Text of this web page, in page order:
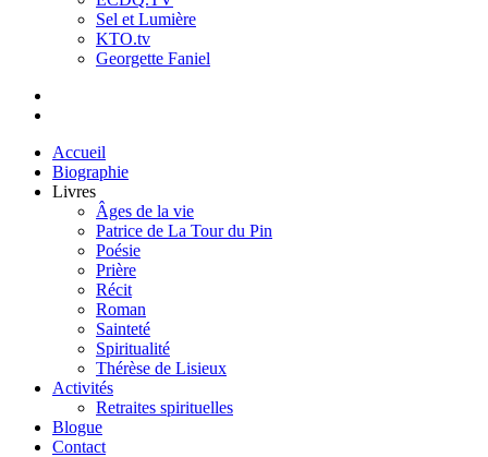
Sel et Lumière
KTO.tv
Georgette Faniel
Accueil
Biographie
Livres
Âges de la vie
Patrice de La Tour du Pin
Poésie
Prière
Récit
Roman
Sainteté
Spiritualité
Thérèse de Lisieux
Activités
Retraites spirituelles
Blogue
Contact